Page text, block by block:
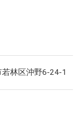
林区沖野6-24-1